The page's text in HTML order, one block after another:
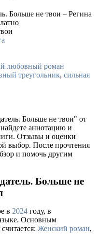
любовный роман
треугольник, сильная
Больше не твои" от
аннотацию и
Отзывы и оценки
выбор. После прочтения
и помочь другим
Больше не
в 2024 году, в
Основным
Женский роман,